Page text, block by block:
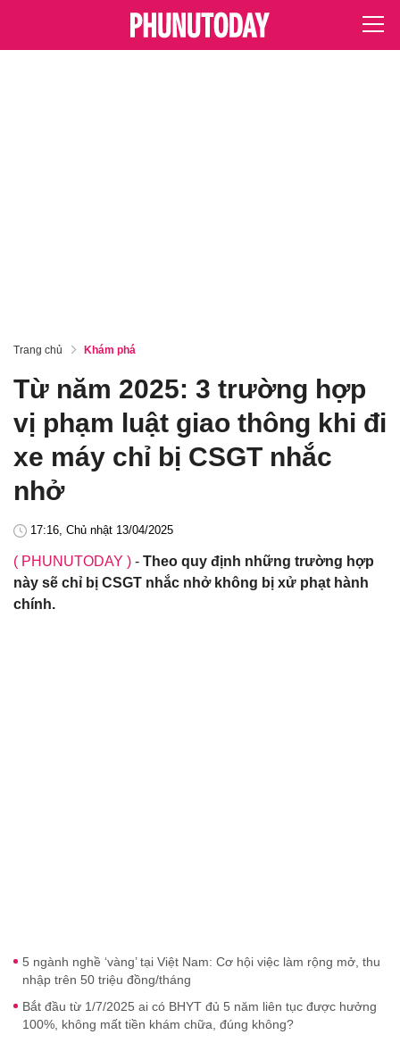
Trang chủ Khám phá
Từ năm 2025: 3 trường hợp
vị phạm luật giao thông khi đi
xe máy chỉ bị CSGT nhắc
nhở
17:16, Chủ nhật 13/04/2025
( PHUNUTODAY ) - Theo quy định những trường hợp
này sẽ chỉ bị CSGT nhắc nhở không bị xử phạt hành
chính.
5 ngành nghề ‘vàng’ tại Việt Nam: Cơ hội việc làm rộng mở, thu
nhập trên 50 triệu đồng/tháng
Bắt đầu từ 1/7/2025 ai có BHYT đủ 5 năm liên tục được hưởng
100%, không mất tiền khám chữa, đúng không?